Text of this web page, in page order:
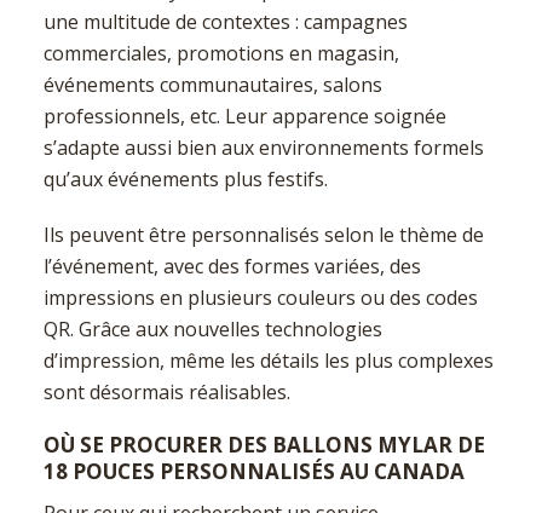
une multitude de contextes : campagnes
commerciales, promotions en magasin,
événements communautaires, salons
professionnels, etc. Leur apparence soignée
s’adapte aussi bien aux environnements formels
qu’aux événements plus festifs.
Ils peuvent être personnalisés selon le thème de
l’événement, avec des formes variées, des
impressions en plusieurs couleurs ou des codes
QR. Grâce aux nouvelles technologies
d’impression, même les détails les plus complexes
sont désormais réalisables.
OÙ SE PROCURER DES BALLONS MYLAR DE
18 POUCES PERSONNALISÉS AU CANADA